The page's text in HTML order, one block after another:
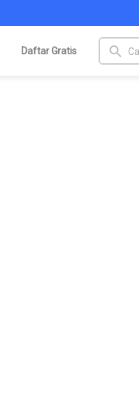
Daftar Gratis search